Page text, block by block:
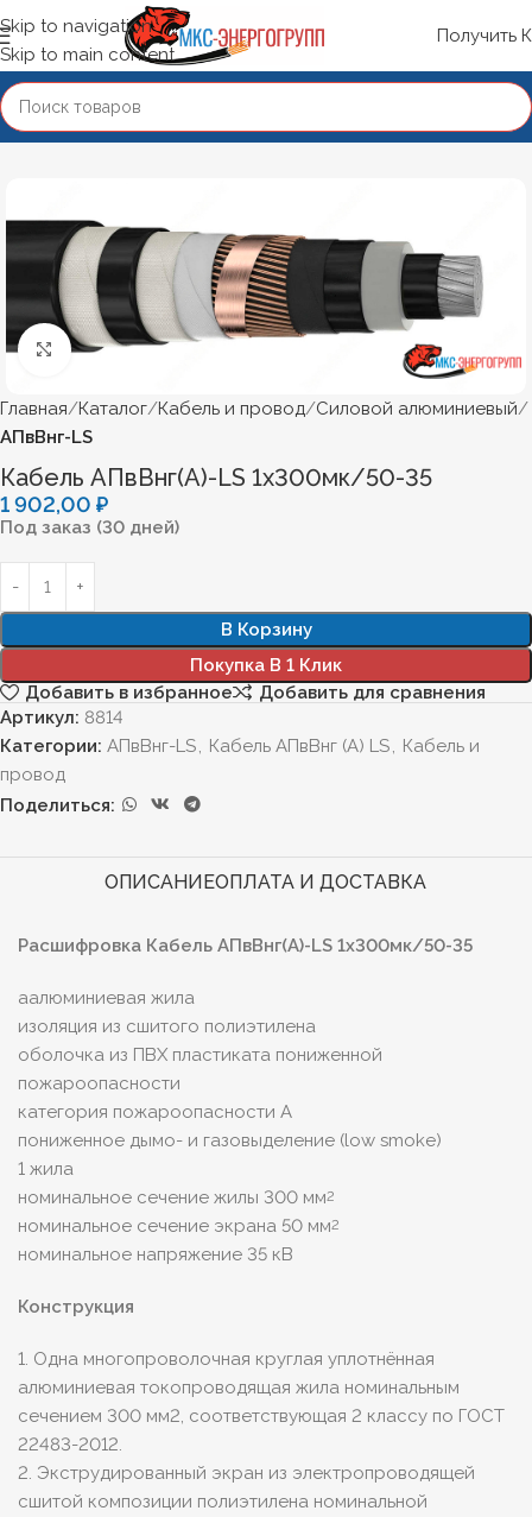
Skip to navigation
Skip to main content
Получить
Нажмите, чтобы увеличить
Главная Каталог Кабель и провод Силовой алюминиевый
АПвВнг-LS
Кабель АПвВнг(А)-LS 1х300мк/50-35
1 902,00 ₽
Под заказ (30 дней)
В Корзину
Покупка В 1 Клик
Добавить в избранное
Добавить для сравнения
Артикул: 8814
Категории: АПвВнг-LS, Кабель АПвВнг (А) LS, Кабель и
провод
Поделиться:
ОПИСАНИЕОПЛАТА И ДОСТАВКА
Расшифровка Кабель АПвВнг(А)-LS 1х300мк/50-35
аалюминиевая жила
изоляция из сшитого полиэтилена
оболочка из ПВХ пластиката пониженной
пожароопасности
категория пожароопасности A
пониженное дымо- и газовыделение (low smoke)
1 жила
номинальное сечение жилы 300 мм2
номинальное сечение экрана 50 мм2
номинальное напряжение 35 кВ
Конструкция
1. Одна многопроволочная круглая уплотнённая
алюминиевая токопроводящая жила номинальным
сечением 300 мм2, соответствующая 2 классу по ГОСТ
22483-2012.
2. Экструдированный экран из электропроводящей
сшитой композиции полиэтилена номинальной